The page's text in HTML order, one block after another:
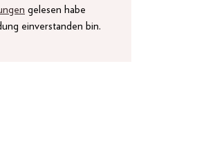
gelesen habe
einverstanden bin.